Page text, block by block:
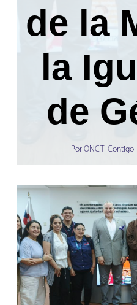
de la
la
de
Por ONCTI Contigo